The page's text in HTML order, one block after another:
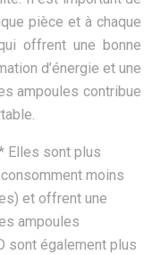
pièce et à chaque
offrent une bonne
d’énergie et une
ampoules contribue
Elles sont plus
moins
et offrent une
ampoules
sont également plus